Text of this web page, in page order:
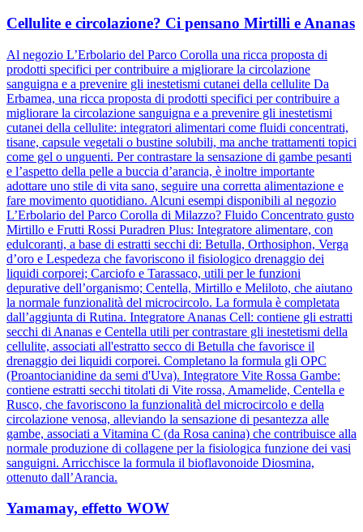
Cellulite e circolazione? Ci pensano Mirtilli e Ananas
Al negozio L’Erbolario del Parco Corolla una ricca proposta di
prodotti specifici per contribuire a migliorare la circolazione
sanguigna e a prevenire gli inestetismi cutanei della cellulite Da
Erbamea, una ricca proposta di prodotti specifici per contribuire a
migliorare la circolazione sanguigna e a prevenire gli inestetismi
cutanei della cellulite: integratori alimentari come fluidi concentrati,
tisane, capsule vegetali o bustine solubili, ma anche trattamenti topici
come gel o unguenti. Per contrastare la sensazione di gambe pesanti
e l’aspetto della pelle a buccia d’arancia, è inoltre importante
adottare uno stile di vita sano, seguire una corretta alimentazione e
fare movimento quotidiano. Alcuni esempi disponibili al negozio
L’Erbolario del Parco Corolla di Milazzo? Fluido Concentrato gusto
Mirtillo e Frutti Rossi Puradren Plus: Integratore alimentare, con
edulcoranti, a base di estratti secchi di: Betulla, Orthosiphon, Verga
d’oro e Lespedeza che favoriscono il fisiologico drenaggio dei
liquidi corporei; Carciofo e Tarassaco, utili per le funzioni
depurative dell’organismo; Centella, Mirtillo e Meliloto, che aiutano
la normale funzionalità del microcircolo. La formula è completata
dall’aggiunta di Rutina. Integratore Ananas Cell: contiene gli estratti
secchi di Ananas e Centella utili per contrastare gli inestetismi della
cellulite, associati all'estratto secco di Betulla che favorisce il
drenaggio dei liquidi corporei. Completano la formula gli OPC
(Proantocianidine da semi d'Uva). Integratore Vite Rossa Gambe:
contiene estratti secchi titolati di Vite rossa, Amamelide, Centella e
Rusco, che favoriscono la funzionalità del microcircolo e della
circolazione venosa, alleviando la sensazione di pesantezza alle
gambe, associati a Vitamina C (da Rosa canina) che contribuisce alla
normale produzione di collagene per la fisiologica funzione dei vasi
sanguigni. Arricchisce la formula il bioflavonoide Diosmina,
ottenuto dall’Arancia.
Yamamay, effetto WOW